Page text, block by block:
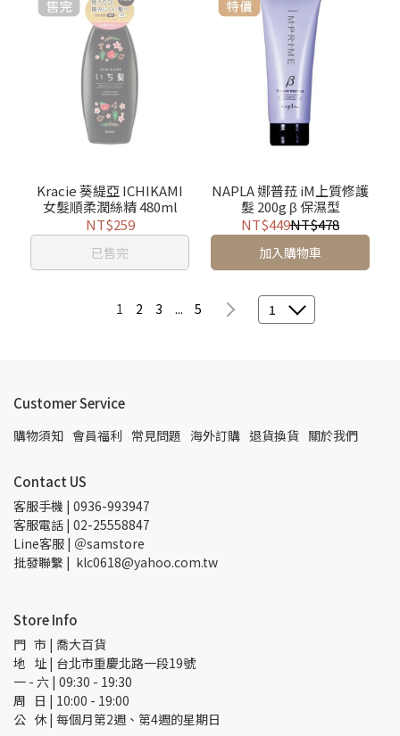
Kracie 葵緹亞 ICHIKAMI
女髮順柔潤絲精 480ml
NT$259
已售完
NAPLA 娜普菈 iM上質修護
髮 200g β 保濕型
NT$449NT$478
加入購物車
1 2 3 ... 5 1
Customer Service
購物須知 會員福利 常見問題 海外訂購 退貨換貨 關於我們
Contact US
客服手機 | 0936-993947
客服電話 | 02-25558847
Line客服 | ＠samstore
批發聯繫 |  klc0618@yahoo.com.tw
Store Info
門   市 | 喬大百貨
地   址 | 台北市重慶北路一段19號
一 - 六 | 09:30 - 19:30
周   日 | 10:00 - 19:00
公   休 | 每個月第2週、第4週的星期日